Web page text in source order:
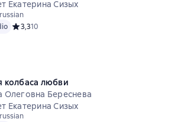
Екатерина Сизых
Средний рейтинг 3,3 на основе 10 оценок
3,310
колбаса любви
Олеговна Береснева
Екатерина Сизых